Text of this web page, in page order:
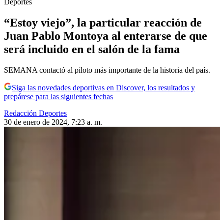
“Estoy viejo”, la particular reacción de
Juan Pablo Montoya al enterarse de que
será incluido en el salón de la fama
SEMANA contactó al piloto más importante de la historia del país.
Siga las novedades deportivas en Discover, los resultados y
prepárese para las siguientes fechas
Redacción Deportes
30 de enero de 2024, 7:23 a. m.